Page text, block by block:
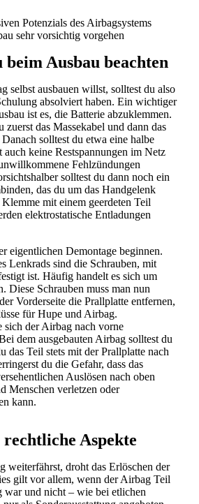
Potenzials des Airbagsystems
sehr vorsichtig vorgehen
beim Ausbau beachten
selbst ausbauen willst, solltest du also
absolviert haben. Ein wichtiger
ist es, die Batterie abzuklemmen.
zuerst das Massekabel und dann das
solltest du etwa eine halbe
auch keine Restspannungen im Netz
Fehlzündungen
solltest du dann noch ein
das du um das Handgelenk
mit einem geerdeten Teil
elektrostatische Entladungen
eigentlichen Demontage beginnen.
Lenkrads sind die Schrauben, mit
ist. Häufig handelt es sich um
Diese Schrauben muss man nun
Vorderseite die Prallplatte entfernen,
für Hupe und Airbag.
sich der Airbag nach vorne
dem ausgebauten Airbag solltest du
das Teil stets mit der Prallplatte nach
du die Gefahr, dass das
Auslösen nach oben
Menschen verletzen oder
kann.
Aspekte
weiterfährst, droht das Erlöschen der
gilt vor allem, wenn der Airbag Teil
war und nicht – wie bei etlichen